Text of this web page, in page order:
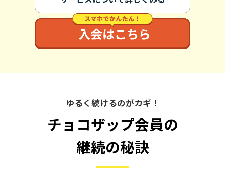
ゆるく続けるのがカギ！
チョコザップ会員の
継続の秘訣